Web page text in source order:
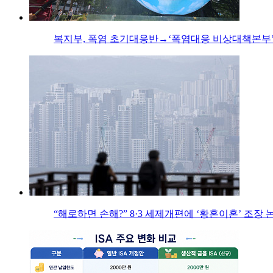
복지부, 폭염 초기대응반→‘폭염대응 비상대책본부
“해로하면 손해?” 8·3 세제개편에 ‘황혼이혼’ 조장